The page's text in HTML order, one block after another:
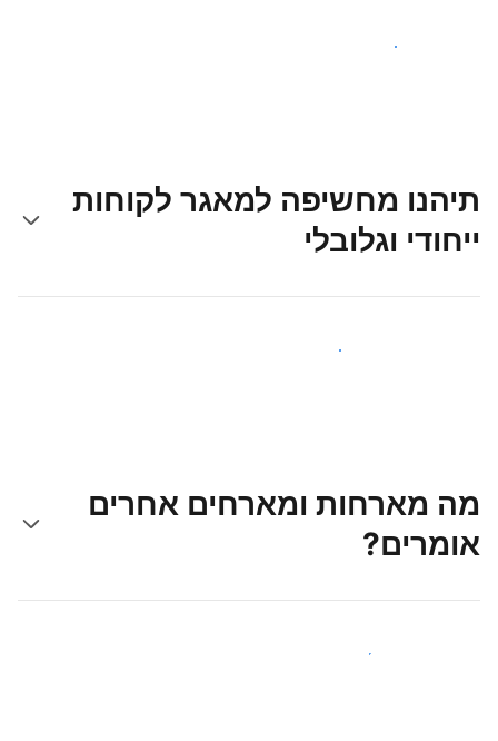
צאו לדרך עוד היום
תיהנו מחשיפה למאגר לקוחות
ייחודי וגלובלי
קבלו חשיפה בפני אורחים חדשים
מה מארחות ומארחים אחרים
אומרים?
הצטרפו למארחים כמוכם